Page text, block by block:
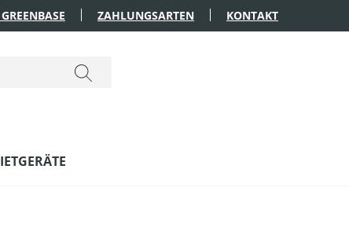
ZAHLUNGSARTEN KONTAKT